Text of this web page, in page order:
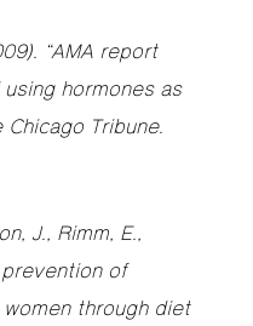
“AMA report
hormones as
Tribune.
J., Rimm, E.,
of
through diet